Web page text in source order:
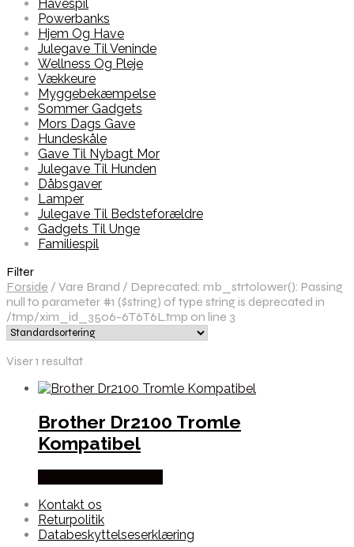
Havespil
Powerbanks
Hjem Og Have
Julegave Til Veninde
Wellness Og Pleje
Vækkeure
Myggebekæmpelse
Sommer Gadgets
Mors Dags Gave
Hundeskåle
Gave Til Nybagt Mor
Julegave Til Hunden
Dåbsgaver
Lamper
Julegave Til Bedsteforældre
Gadgets Til Unge
Familiespil
Filter
Forside / Vare Brand / Deprecated: mb_strtolower(): Passing
null to parameter #1 ($string) of type string is deprecated in
/tmp/xim_id_3506-6T6T6L.tmp on line 3
Viser 1 resultat
Brother Dr2100 Tromle
Kompatibel
Kontakt os
Returpolitik
Databeskyttelseserklæring